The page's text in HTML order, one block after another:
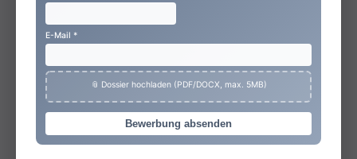
E-Mail *
📎 Dossier hochladen (PDF/DOCX, max. 5MB)
Bewerbung absenden